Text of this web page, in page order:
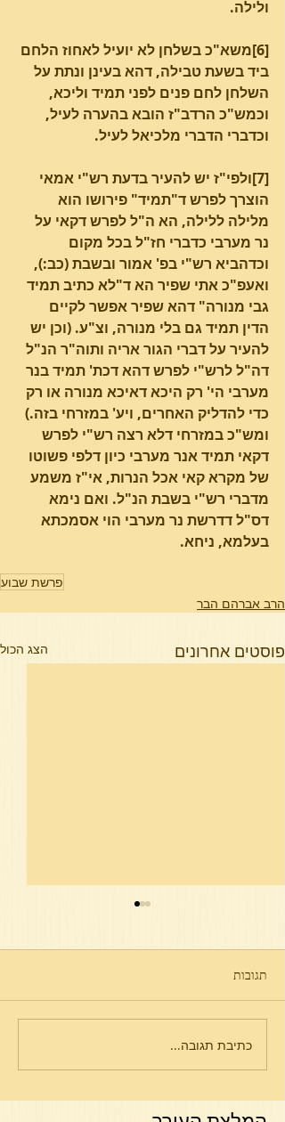
ולילה.
[6]משא"כ בשלחן לא יועיל לאחוז הלחם
ביד בשעת טבילה, דהא בעינן ונתת על
השלחן לחם פנים לפני תמיד וליכא,
וכמש"כ הרדב"ז הובא בהערה לעיל,
וכדברי הדברי מלכיאל לעיל.
[7]ולפי"ז יש להעיר בדעת רש"י אמאי
הוצרך לפרש ד"תמיד" פירושו הוא
מלילה ללילה, הא ה"ל לפרש דקאי על
נר מערבי כדברי חז"ל בכל מקום
וכדהביא רש"י בפ' אמור ובשבת (כב:),
ואעפ"כ אתי שפיר הא ד"לא כתיב תמיד
גבי מנורה" דהא שפיר אפשר לקיים
הדין תמיד גם בלי מנורה, וצ"ע. (וכן יש
להעיר על דברי הגור אריה ותוה"ר הנ"ל
דה"ל לרש"י לפרש דהא דכת' תמיד בנר
מערבי הי' רק היכא דאיכא מנורה או רק
כדי להדליק האחרים, ויע' במזרחי בזה.)
ומש"כ במזרחי דלא רצה רש"י לפרש
דקאי תמיד אנר מערבי כיון דלפי פשוטו
של מקרא קאי אכל הנרות, אי"ז משמע
מדברי רש"י בשבת הנ"ל. ואם נימא
דס"ל דדרשת נר מערבי הוי אסמכתא
בעלמא, ניחא.
פרשת שבוע
הרב אברהם הבר
פוסטים אחרונים הצג הכול
תגובות
כתיבת תגובה...